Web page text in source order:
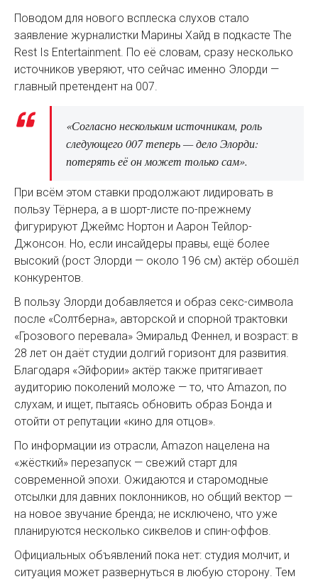
Поводом для нового всплеска слухов стало
заявление журналистки Марины Хайд в подкасте The
Rest Is Entertainment. По её словам, сразу несколько
источников уверяют, что сейчас именно Элорди —
главный претендент на 007.
«Согласно нескольким источникам, роль
следующего 007 теперь — дело Элорди:
потерять её он может только сам».
При всём этом ставки продолжают лидировать в
пользу Тёрнера, а в шорт-листе по-прежнему
фигурируют Джеймс Нортон и Аарон Тейлор-
Джонсон. Но, если инсайдеры правы, ещё более
высокий (рост Элорди — около 196 см) актёр обошёл
конкурентов.
В пользу Элорди добавляется и образ секс-символа
после «Солтберна», авторской и спорной трактовки
«Грозового перевала» Эмиральд Феннел, и возраст: в
28 лет он даёт студии долгий горизонт для развития.
Благодаря «Эйфории» актёр также притягивает
аудиторию поколений моложе — то, что Amazon, по
слухам, и ищет, пытаясь обновить образ Бонда и
отойти от репутации «кино для отцов».
По информации из отрасли, Amazon нацелена на
«жёсткий» перезапуск — свежий старт для
современной эпохи. Ожидаются и старомодные
отсылки для давних поклонников, но общий вектор —
на новое звучание бренда; не исключено, что уже
планируются несколько сиквелов и спин-оффов.
Официальных объявлений пока нет: студия молчит, и
ситуация может развернуться в любую сторону. Тем